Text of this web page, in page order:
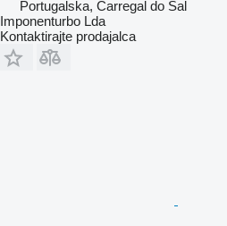
Portugalska, Carregal do Sal
Imponenturbo Lda
Kontaktirajte prodajalca